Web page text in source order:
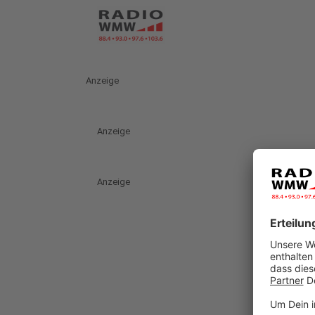
Anzeige
Anzeige
Anzeige